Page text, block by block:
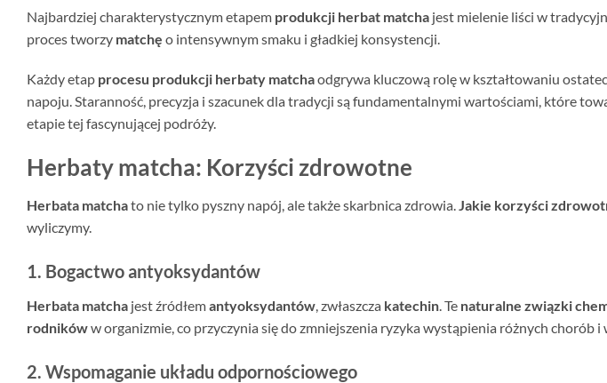
Najbardziej charakterystycznym etapem produkcji herbat matcha jest mielenie liści w
proces tworzy matchę o intensywnym smaku i gładkiej konsystencji.
Każdy etap procesu produkcji herbaty matchaodgrywa kluczową rolę w kształtowaniu
napoju. Staranność, precyzja i szacunek dla tradycji są fundamentalnymi wartościami, które
etapie tej fascynującej podróży.
Herbaty matcha: Korzyści zdrowotne
Herbata matchato nie tylko pyszny napój, ale także skarbnica zdrowia.Jakie korzyści
wyliczymy.
1. Bogactwo antyoksydantów
Herbata matcha jest źródłemantyoksydantów , zwłaszcza katechin . Te naturalne związki
rodnikóww organizmie, co przyczynia się do zmniejszenia ryzyka wystąpienia różnych chorób
2. Wspomaganie układu odpornościowego